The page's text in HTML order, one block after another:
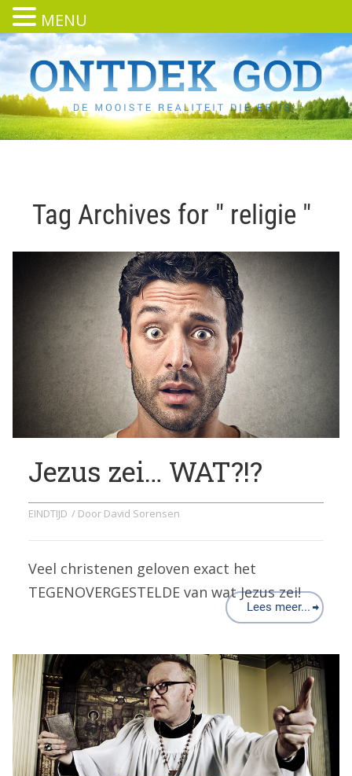
Tag Archives for " religie "
Jezus zei… WAT?!?
EINDTIJD / Door David Sorensen
Veel christenen geloven exact het
TEGENOVERGESTELDE van wat Jezus zei!
Lees meer...
MENU